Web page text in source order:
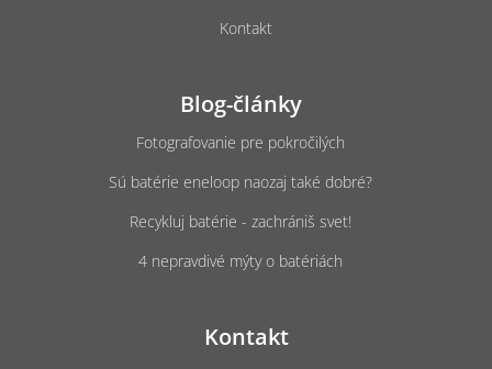
Kontakt
Blog-články
Fotografovanie pre pokročilých
Sú batérie eneloop naozaj také dobré?
Recykluj batérie - zachrániš svet!
4 nepravdivé mýty o batériách
Kontakt